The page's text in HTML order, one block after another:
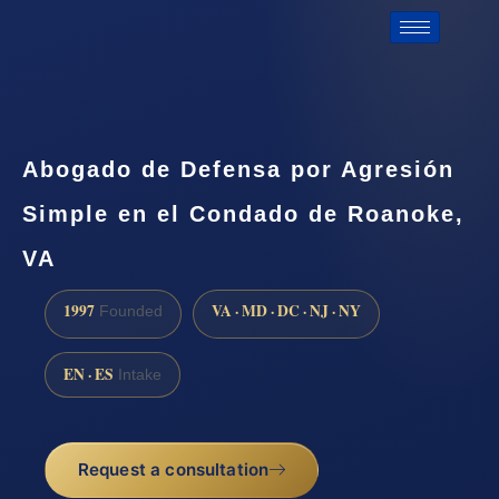
Abogado de Defensa por Agresión
Simple en el Condado de Roanoke,
VA
1997 Founded VA · MD · DC · NJ · NY
EN · ES Intake
Request a consultation